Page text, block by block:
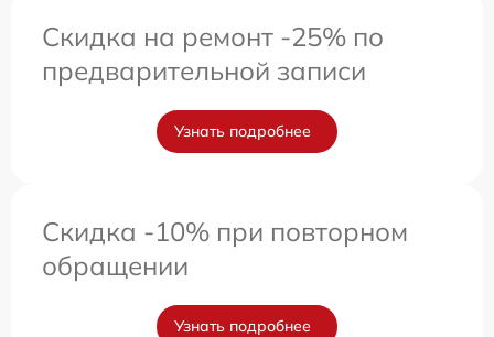
Скидка на ремонт -25% по
предварительной записи
Узнать подробнее
Скидка -10% при повторном
обращении
Узнать подробнее